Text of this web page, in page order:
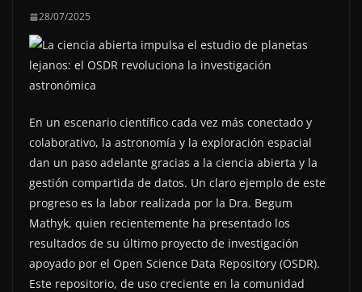
28/07/2025
En un escenario científico cada vez más conectado y
colaborativo, la astronomía y la exploración espacial
dan un paso adelante gracias a la ciencia abierta y la
gestión compartida de datos. Un claro ejemplo de este
progreso es la labor realizada por la Dra. Begum
Mathyk, quien recientemente ha presentado los
resultados de su último proyecto de investigación
apoyado por el Open Science Data Repository (OSDR).
Este repositorio, de uso creciente en la comunidad